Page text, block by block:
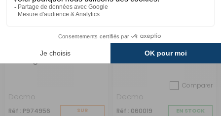
Tourniquet bloc-porte
Decmo
Réf : P974956
SUR
Blocage de porte
Comparer
Decmo
Réf : 060019 EN STOCK